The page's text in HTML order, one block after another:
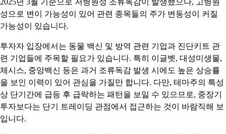
2025년 3월 기준으로 저병원성 조류독감이 발생했으나, 고병원
성으로 변이 가능성이 있어 관련 종목들의 주가 변동성이 커질
가능성이 있습니다.
투자자 입장에서는 동물 백신 및 방역 관련 기업과 진단키트 관
련 기업들에 주목할 필요가 있습니다. 특히 이글벳, 대성미생물,
체시스, 중앙백신 등은 과거 조류독감 발생 시에도 높은 상승률
을 보인 이력이 있어 관심을 가질만 합니다. 다만, 테마주의 특성
상 단기간에 급등 후 급락하는 패턴을 보일 수 있으므로, 중장기
투자보다는 단기 트레이딩 관점에서 접근하는 것이 바람직해 보
입니다.